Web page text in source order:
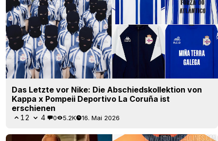
Das Letzte vor Nike: Die Abschiedskollektion von
Kappa x Pompeii Deportivo La Coruña ist
erschienen
12 4 0 5.2K 16. Mai 2026